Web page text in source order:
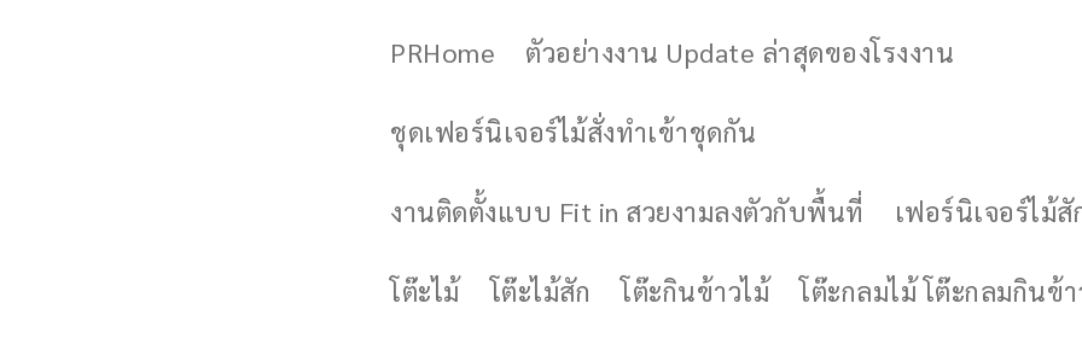
PRHome ตัวอย่างงาน Update ล่าสุดของโรงงาน
ชุดเฟอร์นิเจอร์ไม้สั่งทำเข้าชุดกัน
งานติดตั้งแบบ Fit in สวยงามลงตัวกับพื้นที่ เฟอร์นิเจอร์ไม้สั
โต๊ะไม้ โต๊ะไม้สัก โต๊ะกินข้าวไม้ โต๊ะกลมไม้ โต๊ะกลมกินข้า